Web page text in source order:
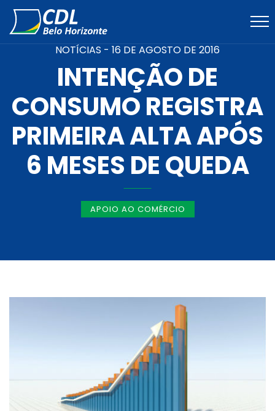
NOTÍCIAS - 16 DE AGOSTO DE 2016
INTENÇÃO DE
CONSUMO REGISTRA
PRIMEIRA ALTA APÓS
6 MESES DE QUEDA
APOIO AO COMÉRCIO